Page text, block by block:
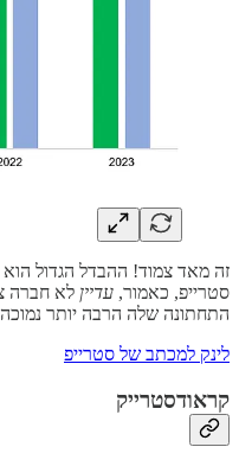
זה מאד צמוד! ההבדל הגדול הוא
סטרייפ, כאמור, עדיין לא חברה
התחתונה שלה הרבה יותר נמוכה
לינק למכתב של סטרייפ
קראודסטרייק